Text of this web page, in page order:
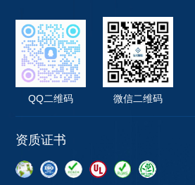
QQ二维码 微信二维码
资质证书